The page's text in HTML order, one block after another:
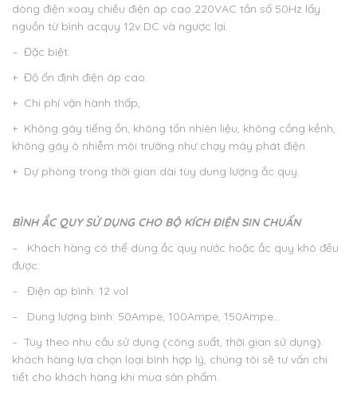
dòng điện xoay chiều điện áp cao 220VAC tần số 50Hz lấy
nguồn từ bình acquy 12v DC và ngược lại.
– Đặc biệt:
+ Độ ổn định điện áp cao.
+ Chi phí vận hành thấp,
+ Không gây tiếng ồn, không tốn nhiên liệu, không cồng kềnh,
không gây ô nhiễm môi trường như chạy máy phát điện.
+ Dự phòng trong thời gian dài tùy dung lượng ắc quy.
BÌNH ẮC QUY SỬ DỤNG CHO BỘ KÍCH ĐIỆN SIN CHUẨN
– Khách hàng có thể dùng ắc quy nước hoặc ắc quy khô đều
được:
– Điện áp bình: 12 vol
– Dung lượng bình: 50Ampe, 100Ampe, 150Ampe…
– Tùy theo nhu cầu sử dụng (công suất, thời gian sử dụng)
khách hàng lựa chọn loại bình hợp lý, chúng tôi sẽ tư vấn chi
tiết cho khách hàng khi mua sản phẩm.